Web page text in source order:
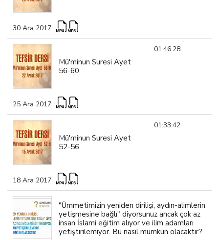
30 Ara 2017
Mü'minun Suresi Ayet
56-60
01:46:28
25 Ara 2017
Mü'minun Suresi Ayet
52-56
01:33:42
18 Ara 2017
"Ümmetimizin yeniden dirilişi, aydın-alimlerin
yetişmesine bağlı" diyorsunuz ancak çok az
insan İslami eğitim alıyor ve ilim adamları
yetiştirilemiyor. Bu nasıl mümkün olacaktır?